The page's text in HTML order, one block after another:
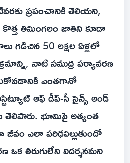
ప్రపంచానికి తెలియని,
తిమింగలం జాతిని కూడా
గడిచిన 50 లక్షల ఏళ్లలో
నాటి సముద్ర పర్యావరణ
ఎంతగానో
ఆఫ్ డీప్-సీ సైన్స్ అండ్
తెలిపారు. భూమిపై అత్యంత
జీవం ఎలా పరిఢవిల్లుతుందో
తిరుగులేని నిదర్శనమని